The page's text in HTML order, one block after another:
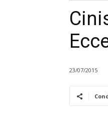
23/07/2015